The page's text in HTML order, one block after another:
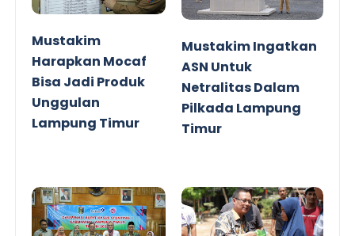
Mustakim
Harapkan Mocaf
Bisa Jadi Produk
Unggulan
Lampung Timur
Mustakim Ingatkan
ASN Untuk
Netralitas Dalam
Pilkada Lampung
Timur